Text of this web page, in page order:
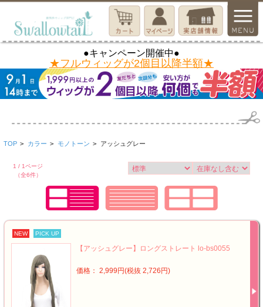
●キャンペーン開催中●
★フルウィッグが2個目以降半額★
TOP > カラー > モノトーン > アッシュグレー
1 / 1ページ
（全6件）
NEW PICK UP
【アッシュグレー】ロングストレート lo-bs0055
価格： 2,999円(税抜 2,726円)